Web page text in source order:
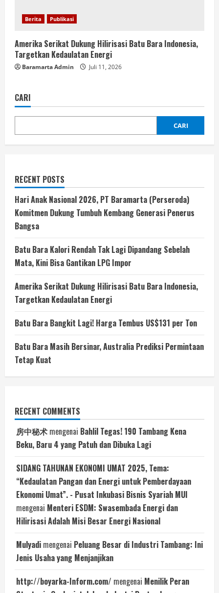
Berita Publikasi
Amerika Serikat Dukung Hilirisasi Batu Bara Indonesia,
Targetkan Kedaulatan Energi
Baramarta Admin Juli 11, 2026
CARI
CARI
RECENT POSTS
Hari Anak Nasional 2026, PT Baramarta (Perseroda)
Komitmen Dukung Tumbuh Kembang Generasi Penerus
Bangsa
Batu Bara Kalori Rendah Tak Lagi Dipandang Sebelah
Mata, Kini Bisa Gantikan LPG Impor
Amerika Serikat Dukung Hilirisasi Batu Bara Indonesia,
Targetkan Kedaulatan Energi
Batu Bara Bangkit Lagi! Harga Tembus US$131 per Ton
Batu Bara Masih Bersinar, Australia Prediksi Permintaan
Tetap Kuat
RECENT COMMENTS
房中秘术 mengenai Bahlil Tegas! 190 Tambang Kena
Beku, Baru 4 yang Patuh dan Dibuka Lagi
SIDANG TAHUNAN EKONOMI UMAT 2025, Tema:
“Kedaulatan Pangan dan Energi untuk Pemberdayaan
Ekonomi Umat”. - Pusat Inkubasi Bisnis Syariah MUI
mengenai Menteri ESDM: Swasembada Energi dan
Hilirisasi Adalah Misi Besar Energi Nasional
Mulyadi mengenai Peluang Besar di Industri Tambang: Ini
Jenis Usaha yang Menjanjikan
http://boyarka-Inform.com/ mengenai Menilik Peran